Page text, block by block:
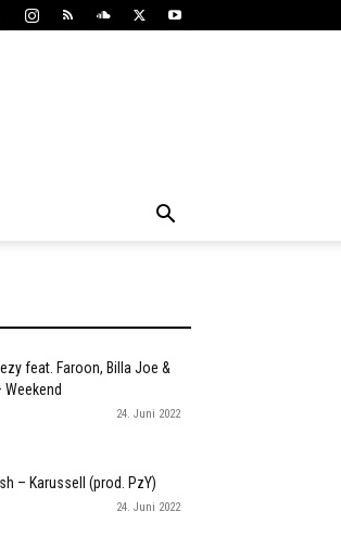
feat. Faroon, Billa Joe &
Weekend
24. Juni 2022
– Karussell (prod. PzY)
24. Juni 2022